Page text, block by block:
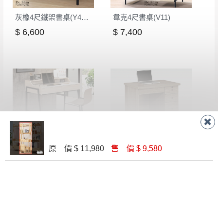
灰橡4尺鐵架書桌(Y44-1)
$ 6,600
韋克4尺書桌(V11)
$ 7,400
丹妮拉4尺書桌(不含椅)
$ 9,020 $ 3,500
原 價 $ 11,980 售 價 $ 9,580